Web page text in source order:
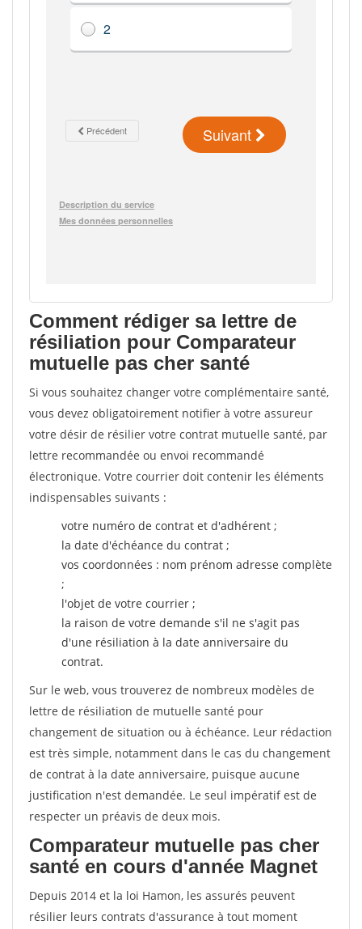
Comment rédiger sa lettre de
résiliation pour Comparateur
mutuelle pas cher santé
Si vous souhaitez changer votre complémentaire santé,
vous devez obligatoirement notifier à votre assureur
votre désir de résilier votre contrat mutuelle santé, par
lettre recommandée ou envoi recommandé
électronique. Votre courrier doit contenir les éléments
indispensables suivants :
votre numéro de contrat et d'adhérent ;
la date d'échéance du contrat ;
vos coordonnées : nom prénom adresse complète
;
l'objet de votre courrier ;
la raison de votre demande s'il ne s'agit pas
d'une résiliation à la date anniversaire du
contrat.
Sur le web, vous trouverez de nombreux modèles de
lettre de résiliation de mutuelle santé pour
changement de situation ou à échéance. Leur rédaction
est très simple, notamment dans le cas du changement
de contrat à la date anniversaire, puisque aucune
justification n'est demandée. Le seul impératif est de
respecter un préavis de deux mois.
Comparateur mutuelle pas cher
santé en cours d'année Magnet
Depuis 2014 et la loi Hamon, les assurés peuvent
résilier leurs contrats d'assurance à tout moment